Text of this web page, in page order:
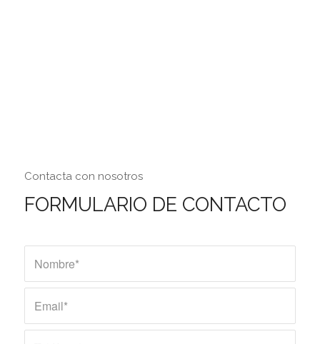
Contacta con nosotros
FORMULARIO DE CONTACTO